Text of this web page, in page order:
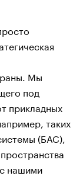
Мы
под
прикладных
таких
(БАС),
нашими